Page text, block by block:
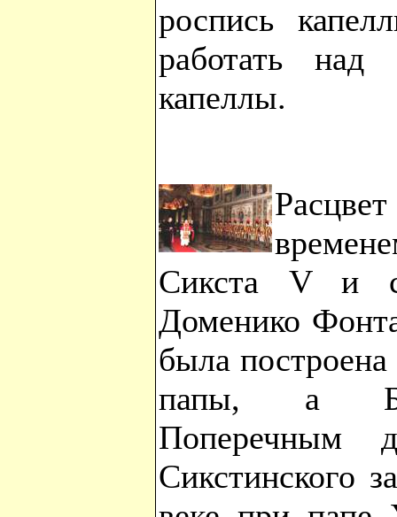
роспись
работать над
капеллы.
Сикста V и
Доменико
была построена
папы, а
Поперечным
Сикстинского